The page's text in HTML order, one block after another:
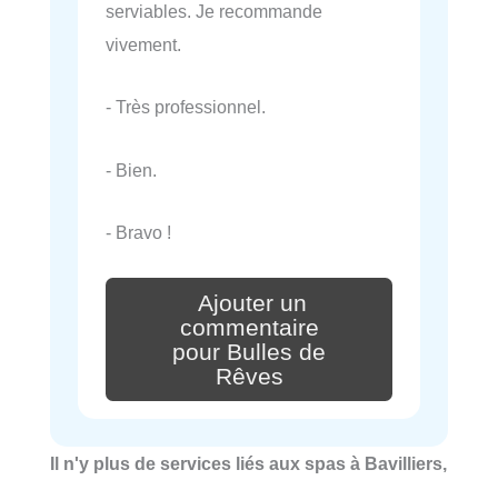
serviables. Je recommande
vivement.
- Très professionnel.
- Bien.
- Bravo !
Ajouter un
commentaire
pour Bulles de
Rêves
Il n'y plus de services liés aux spas à Bavilliers,